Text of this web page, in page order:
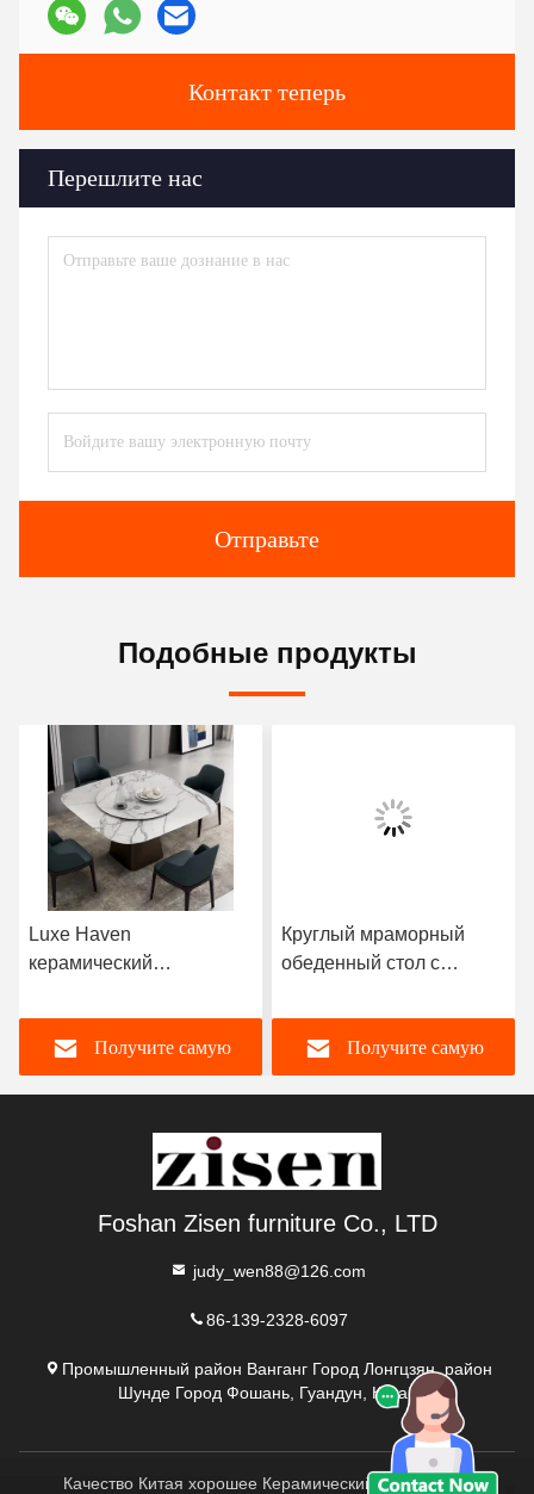
Контакт теперь
Перешлите нас
Отправьте
Подобные продукты
Luxe Haven
керамический
обеденный стол
уникальный квадратный
верхний обеденный стол
Получите самую
Круглый мраморный
обеденный стол с
стали 8 мест мраморный
обеденный стол и стулья
Получите самую
Foshan Zisen furniture Co., LTD
judy_wen88@126.com
86-139-2328-6097
Промышленный район Ванганг Город Лонгцзян, район
Шунде Город Фошань, Гуандун, Китай
Качество Китая хорошее Керамический мраморный